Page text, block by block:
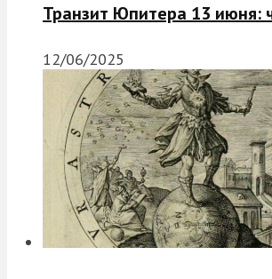
Транзит Юпитера 13 июня:
12/06/2025